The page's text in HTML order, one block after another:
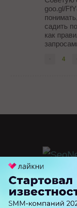
goo.gl/
садить
как
4
©